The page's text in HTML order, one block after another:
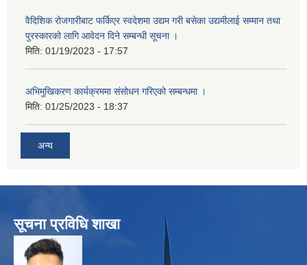
वैदिशिक रोजगारीबाट फर्किएर स्वदेशमा उद्यम गरी बसेका उद्यमीलाई सम्मान तथा
पुरस्कारको लागि आवेदन दिने सम्बन्धी सूचना ।
मिति: 01/19/2023 - 17:57
अभिमुखिकरण कार्यक्रममा संसोधन गरिएको सम्बन्धमा ।
मिति: 01/25/2023 - 18:37
अन्य
सूचना प्रविधि शाखा